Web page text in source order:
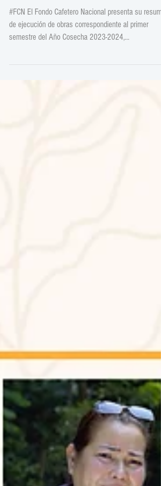
Semestre 2023-2024
#FCN El Fondo Cafetero Nacional presenta su
de ejecución de obras correspondiente al primer